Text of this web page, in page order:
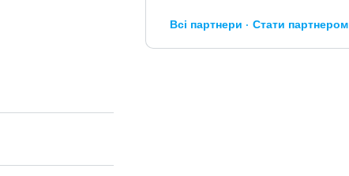
Всі партнери Стати партнером